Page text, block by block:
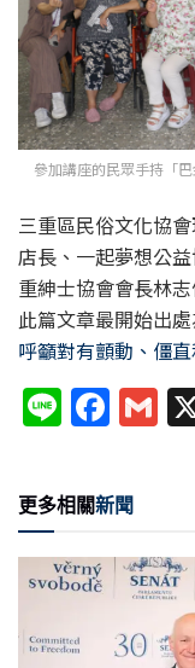
參加講座的民眾手持「
三重區民俗文化協
店長、一起夢想公
重紳士協會會長林
此篇文章最開始出
呼籲對有顫動、僵
Li
n
e
F
a
c
e
b
o
o
G
m
更多相關新聞